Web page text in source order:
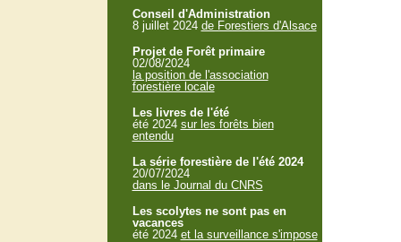
Conseil d'Administration
8 juillet 2024 de Forestiers d'Alsace
Projet de Forêt primaire
02/08/2024
la position de l'association
forestière locale
Les livres de l'été
été 2024 sur les forêts bien
entendu
La série forestière de l'été 2024
20/07/2024
dans le Journal du CNRS
Les scolytes ne sont pas en
vacances
été 2024 et la surveillance s'impose